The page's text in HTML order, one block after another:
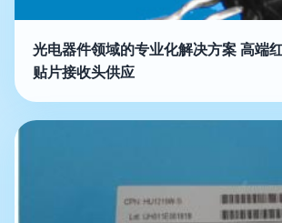
光电器件领域的专业化解决方案 高端
贴片接收头供应